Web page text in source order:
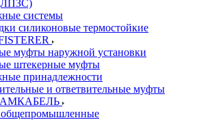
системы
силиконовые термостойкие
муфты наружной установки
штекерные муфты
принадлежности
и ответвительные муфты
общепромышленные